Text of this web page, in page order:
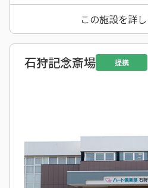
この施設を詳
石狩記念斎場 提携